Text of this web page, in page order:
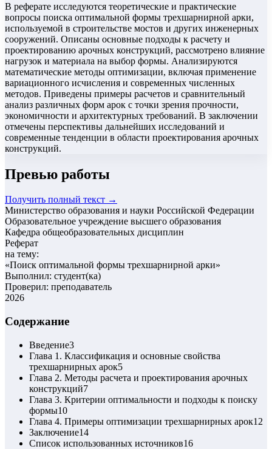
В реферате исследуются теоретические и практические
вопросы поиска оптимальной формы трехшарнирной арки,
используемой в строительстве мостов и других инженерных
сооружений. Описаны основные подходы к расчету и
проектированию арочных конструкций, рассмотрено влияние
нагрузок и материала на выбор формы. Анализируются
математические методы оптимизации, включая применение
вариационного исчисления и современных численных
методов. Приведены примеры расчетов и сравнительный
анализ различных форм арок с точки зрения прочности,
экономичности и архитектурных требований. В заключении
отмечены перспективы дальнейших исследований и
современные тенденции в области проектирования арочных
конструкций.
Превью работы
Получить полный текст →
Министерство образования и науки Российской Федерации
Образовательное учреждение высшего образования
Кафедра общеобразовательных дисциплин
Реферат
на тему:
«Поиск оптимальной формы трехшарнирной арки»
Выполнил: студент(ка)
Проверил: преподаватель
2026
Содержание
Введение3
Глава 1. Классификация и основные свойства
трехшарнирных арок5
Глава 2. Методы расчета и проектирования арочных
конструкций7
Глава 3. Критерии оптимальности и подходы к поиску
формы10
Глава 4. Примеры оптимизации трехшарнирных арок12
Заключение14
Список использованных источников16